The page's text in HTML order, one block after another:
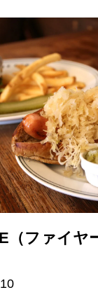
（ファイヤ